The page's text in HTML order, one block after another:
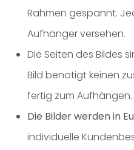
Rahmen gespannt.
Aufhänger versehen.
Die Seiten des Bildes
Bild benötigt keinen
fertig zum Aufhängen.
Die Bilder werden in
individuelle